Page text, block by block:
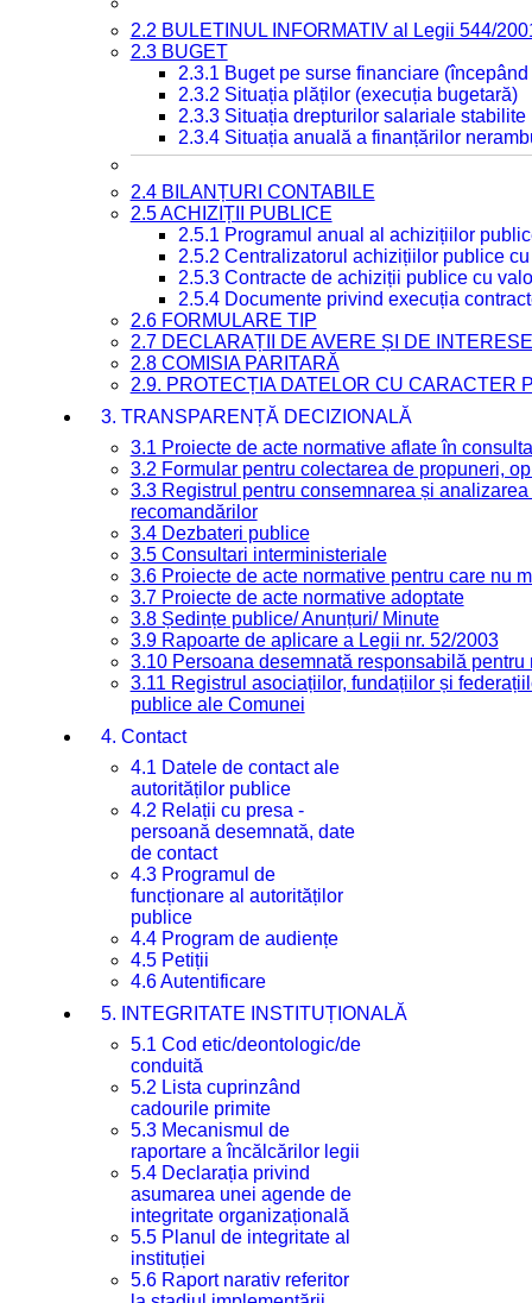
2.2 BULETINUL INFORMATIV al Legii 544/
2.3 BUGET
2.3.1 Buget pe surse financiare
2.3.2 Situația plăților (execuția bugetară)
2.3.3 Situația drepturilor salariale
2.3.4 Situația anuală a finanțărilor
2.4 BILANȚURI CONTABILE
2.5 ACHIZIȚII PUBLICE
2.5.1 Programul anual al achizițiilor
2.5.2 Centralizatorul achizițiilor publice
2.5.3 Contracte de achiziții publice cu
2.5.4 Documente privind execuția
2.6 FORMULARE TIP
2.7 DECLARAȚII DE AVERE ȘI DE INTERESE
2.8 COMISIA PARITARĂ
2.9. PROTECȚIA DATELOR CU CARACTER
3. TRANSPARENȚĂ DECIZIONALĂ
3.1 Proiecte de acte normative aflate în
3.2 Formular pentru colectarea de propuneri,
3.3 Registrul pentru consemnarea și
recomandărilor
3.4 Dezbateri publice
3.5 Consultari interministeriale
3.6 Proiecte de acte normative pentru care nu
3.7 Proiecte de acte normative adoptate
3.8 Ședințe publice/ Anunțuri/ Minute
3.9 Rapoarte de aplicare a Legii nr. 52/2003
3.10 Persoana desemnată responsabilă
3.11 Registrul asociațiilor, fundațiilor și
publice ale Comunei
4. Contact
4.1 Datele de contact ale
autorităților publice
4.2 Relații cu presa -
persoană desemnată, date
de contact
4.3 Programul de
funcționare al autorităților
publice
4.4 Program de audiențe
4.5 Petiții
4.6 Autentificare
5. INTEGRITATE INSTITUȚIONALĂ
5.1 Cod etic/deontologic/de
conduită
5.2 Lista cuprinzând
cadourile primite
5.3 Mecanismul de
raportare a încălcărilor legii
5.4 Declarația privind
asumarea unei agende de
integritate organizațională
5.5 Planul de integritate al
instituției
5.6 Raport narativ referitor